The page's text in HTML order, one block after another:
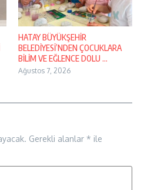
HATAY BÜYÜKŞEHİR
BELEDİYESİ’NDEN ÇOCUKLARA
BİLİM VE EĞLENCE DOLU ...
Ağustos 7, 2026
Gerekli alanlar * ile